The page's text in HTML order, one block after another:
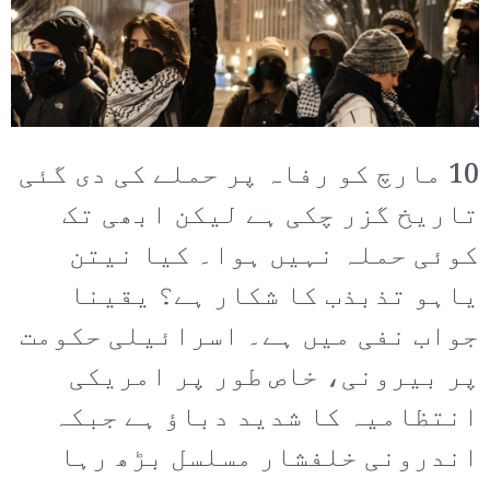
10 مارچ کو رفاہ پر حملے کی دی گئی
تاریخ گزر چکی ہے لیکن ابھی تک
کوئی حملہ نہیں ہوا۔ کیا نیتن
یاہو تذبذب کا شکار ہے؟ یقینا
جواب نفی میں ہے۔ اسرائیلی حکومت
پر بیرونی، خاص طور پر امریکی
انتظامیہ کا شدید دباؤ ہے جبکہ
اندرونی خلفشار مسلسل بڑھ رہا